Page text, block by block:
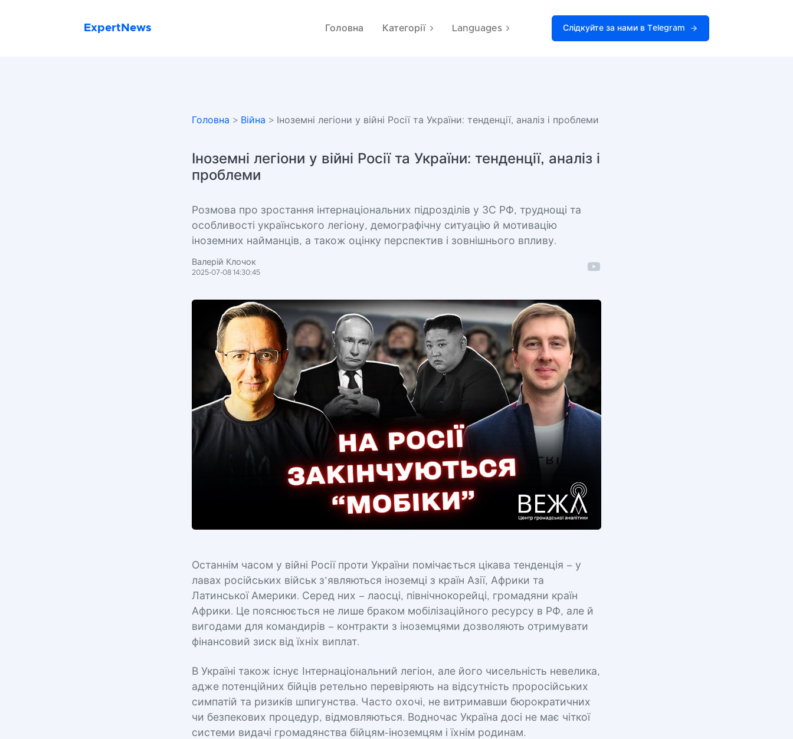
ExpertNews Головна Категорії Languages Слідкуйте за нами в Telegram
Головна > Війна > Іноземні легіони у війні Росії та України: тенденції, аналіз і проблеми
Іноземні легіони у війні Росії та України: тенденції, аналіз і
проблеми
Розмова про зростання інтернаціональних підрозділів у ЗС РФ, труднощі та
особливості українського легіону, демографічну ситуацію й мотивацію
іноземних найманців, а також оцінку перспектив і зовнішнього впливу.
Валерій Клочок
2025-07-08 14:30:45
Останнім часом у війні Росії проти України помічається цікава тенденція – у
лавах російських військ з’являються іноземці з країн Азії, Африки та
Латинської Америки. Серед них – лаосці, північнокорейці, громадяни країн
Африки. Це пояснюється не лише браком мобілізаційного ресурсу в РФ, але й
вигодами для командирів – контракти з іноземцями дозволяють отримувати
фінансовий зиск від їхніх виплат.
В Україні також існує Інтернаціональний легіон, але його чисельність невелика,
адже потенційних бійців ретельно перевіряють на відсутність проросійських
симпатій та ризиків шпигунства. Часто охочі, не витримавши бюрократичних
чи безпекових процедур, відмовляються. Водночас Україна досі не має чіткої
системи видачі громадянства бійцям-іноземцям і їхнім родинам.